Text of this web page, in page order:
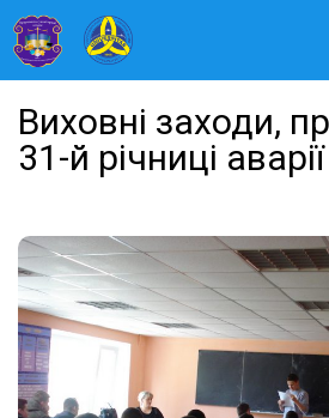
Виховні заходи,
31-й річниці